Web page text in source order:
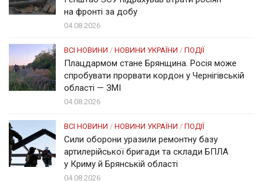
на фронті за добу
04.08.2026
ВСІ НОВИНИ / НОВИНИ УКРАЇНИ / ПОДІЇ
Плацдармом стане Брянщина. Росія може
спробувати прорвати кордон у Чернігівській
області — ЗМІ
04.08.2026
ВСІ НОВИНИ / НОВИНИ УКРАЇНИ / ПОДІЇ
Сили оборони уразили ремонтну базу
артилерійської бригади та склади БПЛА
у Криму й Брянській області
04.08.2026